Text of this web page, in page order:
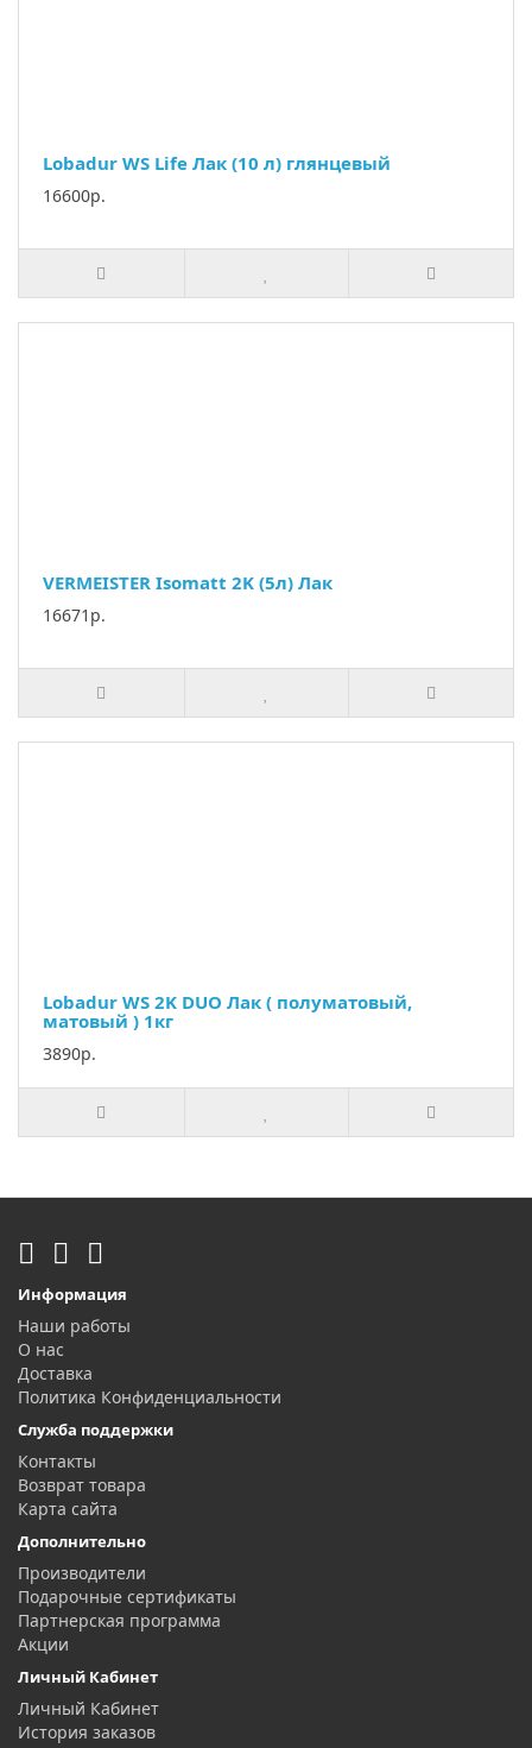
Lobadur WS Life Лак (10 л) глянцевый
16600р.
VERMEISTER Isomatt 2K (5л) Лак
16671р.
Lobadur WS 2K DUO Лак ( полуматовый,
матовый ) 1кг
3890р.
Информация
Наши работы
О нас
Доставка
Политика Конфиденциальности
Служба поддержки
Контакты
Возврат товара
Карта сайта
Дополнительно
Производители
Подарочные сертификаты
Партнерская программа
Акции
Личный Кабинет
Личный Кабинет
История заказов